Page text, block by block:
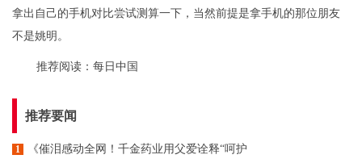
拿出自己的手机对比尝试测算一下，当然前提是拿手机的那位朋友
不是姚明。
推荐阅读： 每日中国
推荐要闻
1 《催泪感动全网！千金药业用父爱诠释“呵护